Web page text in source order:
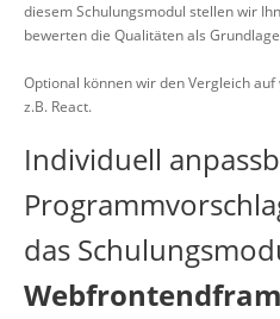
diesem Schulungsmodul stellen wir
bewerten die Qualitäten als
Optional können wir den Vergleich
z.B. React.
Individuell
das